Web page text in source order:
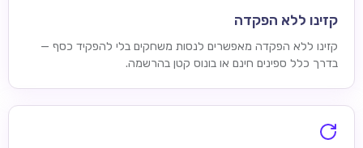
קזינו ללא הפקדה
קזינו ללא הפקדה מאפשרים לנסות משחקים בלי להפקיד כסף —
בדרך כלל ספינים חינם או בונוס קטן בהרשמה.